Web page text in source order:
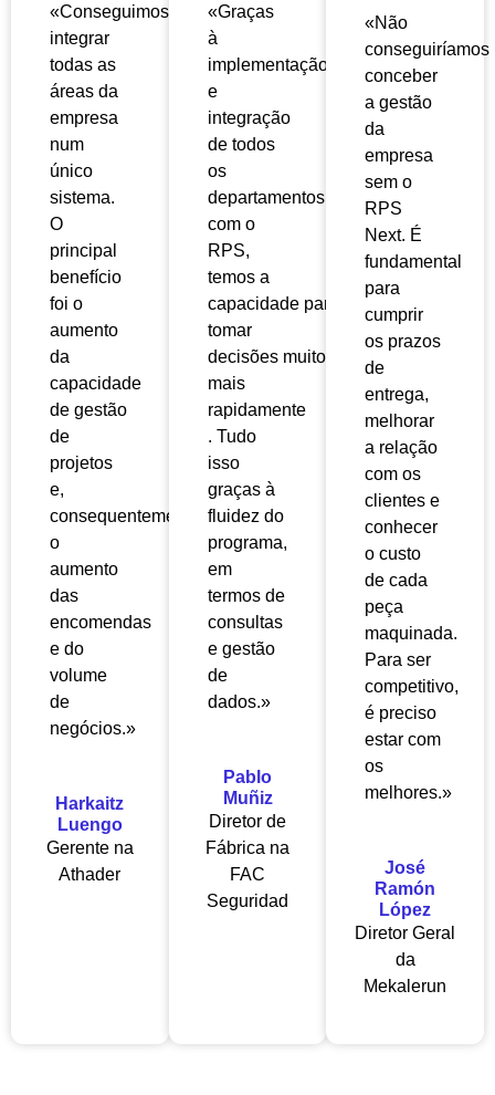
«Conseguimos
integrar
todas as
áreas da
empresa
num
único
sistema.
O
principal
benefício
foi o
aumento
da
capacidade
de gestão
de
projetos
e,
consequentemente,
o
aumento
das
encomendas
e do
volume
de
negócios.»
Harkaitz
Luengo
Gerente na
Athader
«Graças
à
implementação
e
integração
de todos
os
departamentos
com o
RPS,
temos a
capacidade para
tomar
decisões muito
mais
rapidamente
. Tudo
isso
graças à
fluidez do
programa,
em
termos de
consultas
e gestão
de
dados.»
Pablo
Muñiz
Diretor de
Fábrica na
FAC
Seguridad
«Não
conseguiríamos
conceber
a gestão
da
empresa
sem o
RPS
Next. É
fundamental
para
cumprir
os prazos
de
entrega,
melhorar
a relação
com os
clientes e
conhecer
o custo
de cada
peça
maquinada.
Para ser
competitivo,
é preciso
estar com
os
melhores.»
José
Ramón
López
Diretor Geral
da
Mekalerun